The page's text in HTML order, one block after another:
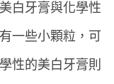
白牙膏與化學性
一些小顆粒，可
性的美白牙膏則